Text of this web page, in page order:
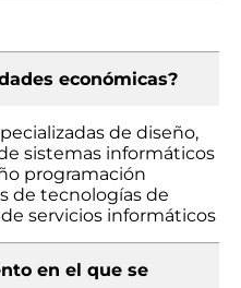
económicas?
de diseño,
sistemas informáticos
programación
de tecnologías de
servicios informáticos
en el que se